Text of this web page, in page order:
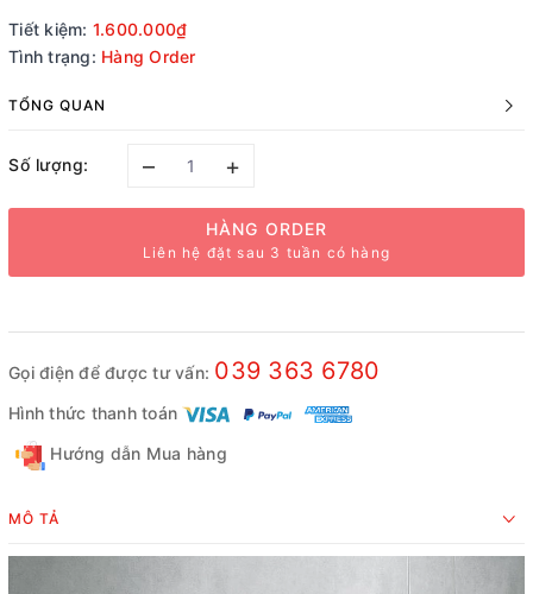
Tiết kiệm: 1.600.000₫
Tình trạng: Hàng Order
TỔNG QUAN
Số lượng: – +
HÀNG ORDER
Liên hệ đặt sau 3 tuần có hàng
Gọi điện để được tư vấn: 039 363 6780
Hình thức thanh toán
Hướng dẫn Mua hàng
MÔ TẢ